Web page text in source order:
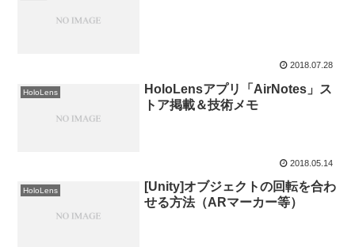
2018.07.28
HoloLens
HoloLensアプリ「AirNotes」ス
トア掲載＆技術メモ
2018.05.14
HoloLens
[Unity]オブジェクトの回転を合わ
せる方法（ARマーカー等）